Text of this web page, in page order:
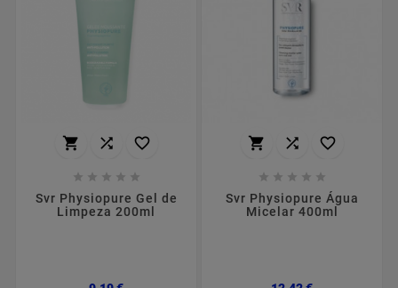
  
    
Svr Physiopure Gel de
Limpeza 200ml
  
    
Svr Physiopure Água
Micelar 400ml